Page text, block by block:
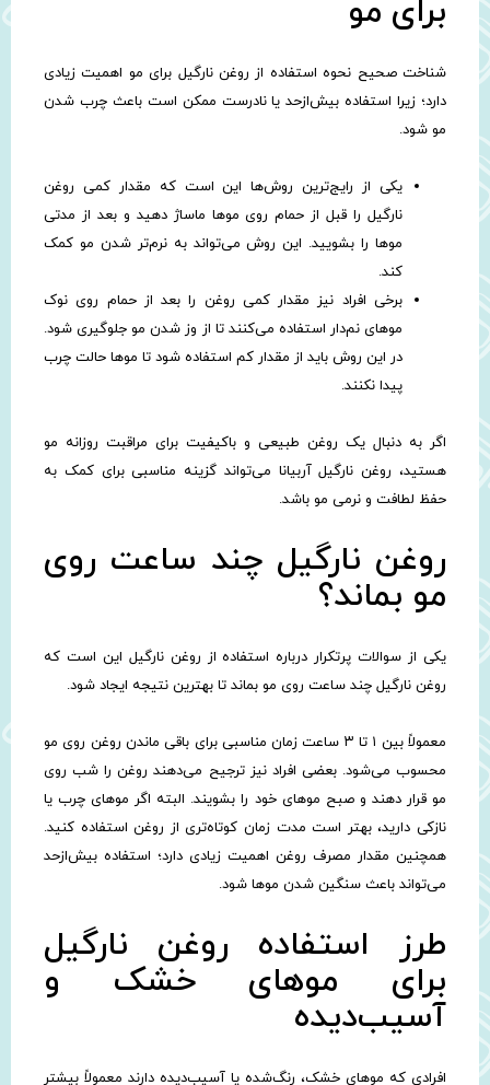
برای مو
شناخت صحیح نحوه استفاده از روغن نارگیل برای مو اهمیت زیادی
دارد؛ زیرا استفاده بیش‌ازحد یا نادرست ممکن است باعث چرب شدن
مو شود.
یکی از رایج‌ترین روش‌ها این است که مقدار کمی روغن
نارگیل را قبل از حمام روی موها ماساژ دهید و بعد از مدتی
موها را بشویید. این روش می‌تواند به نرم‌تر شدن مو کمک
کند.
برخی افراد نیز مقدار کمی روغن را بعد از حمام روی نوک
موهای نم‌دار استفاده می‌کنند تا از وز شدن مو جلوگیری شود.
در این روش باید از مقدار کم استفاده شود تا موها حالت چرب
پیدا نکنند.
اگر به دنبال یک روغن طبیعی و باکیفیت برای مراقبت روزانه مو
هستید، روغن نارگیل آربیانا می‌تواند گزینه مناسبی برای کمک به
حفظ لطافت و نرمی مو باشد.
روغن نارگیل چند ساعت روی
مو بماند؟
یکی از سوالات پرتکرار درباره استفاده از روغن نارگیل این است که
روغن نارگیل چند ساعت روی مو بماند تا بهترین نتیجه ایجاد شود.
معمولاً بین ۱ تا ۳ ساعت زمان مناسبی برای باقی ماندن روغن روی مو
محسوب می‌شود. بعضی افراد نیز ترجیح می‌دهند روغن را شب روی
مو قرار دهند و صبح موهای خود را بشویند. البته اگر موهای چرب یا
نازکی دارید، بهتر است مدت زمان کوتاه‌تری از روغن استفاده کنید.
همچنین مقدار مصرف روغن اهمیت زیادی دارد؛ استفاده بیش‌ازحد
می‌تواند باعث سنگین شدن موها شود.
طرز استفاده روغن نارگیل
برای موهای خشک و
آسیب‌دیده
افرادی که موهای خشک، رنگ‌شده یا آسیب‌دیده دارند معمولاً بیشتر